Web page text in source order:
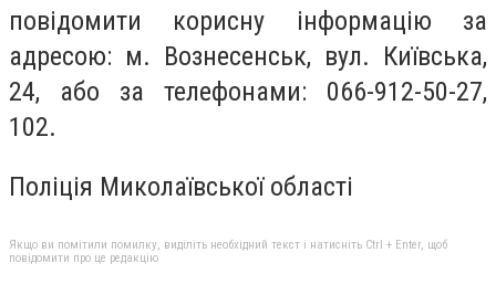
повідомити корисну інформацію за
адресою: м. Вознесенськ, вул. Київська,
24, або за телефонами: 066-912-50-27,
102.
Поліція Миколаївської області
Якщо ви помітили помилку, виділіть необхідний текст і натисніть Ctrl + Enter, щоб
повідомити про це редакцію